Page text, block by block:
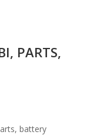
PARTS,
battery